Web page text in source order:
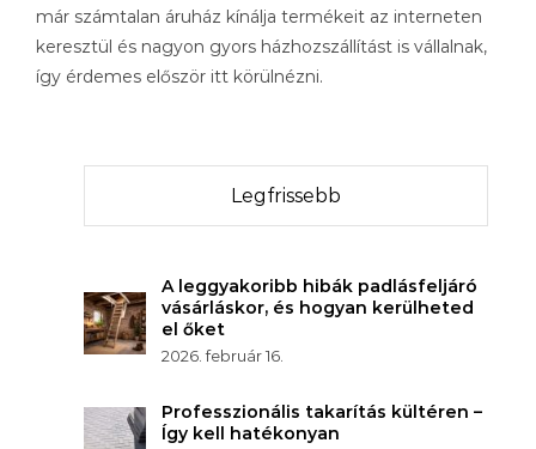
már számtalan áruház kínálja termékeit az interneten
keresztül és nagyon gyors házhozszállítást is vállalnak,
így érdemes először itt körülnézni.
Legfrissebb
A leggyakoribb hibák padlásfeljáró
vásárláskor, és hogyan kerülheted
el őket
2026. február 16.
Professzionális takarítás kültéren –
Így kell hatékonyan